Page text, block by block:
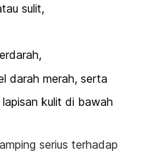
sulit,
darah merah, serta
kulit di bawah
serius terhadap